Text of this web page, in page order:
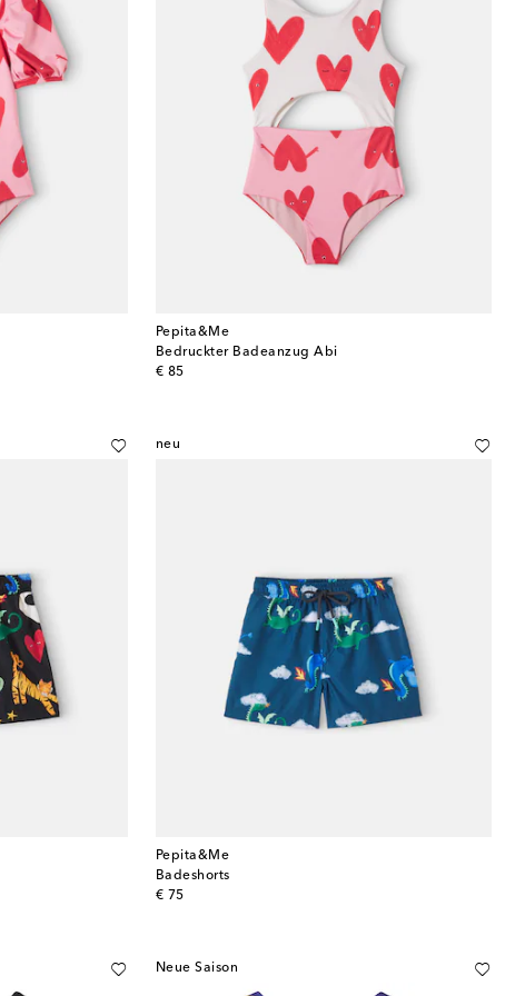
Pepita&Me
Bedruckter Badeanzug Abi
€ 85
original price
neu
Pepita&Me
Badeshorts
€ 75
original price
Neue Saison